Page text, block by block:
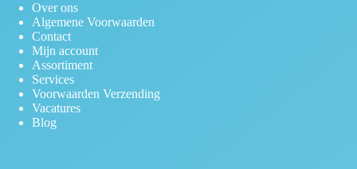
Over ons
Algemene Voorwaarden
Contact
Mijn account
Assortiment
Services
Voorwaarden Verzending
Vacatures
Blog